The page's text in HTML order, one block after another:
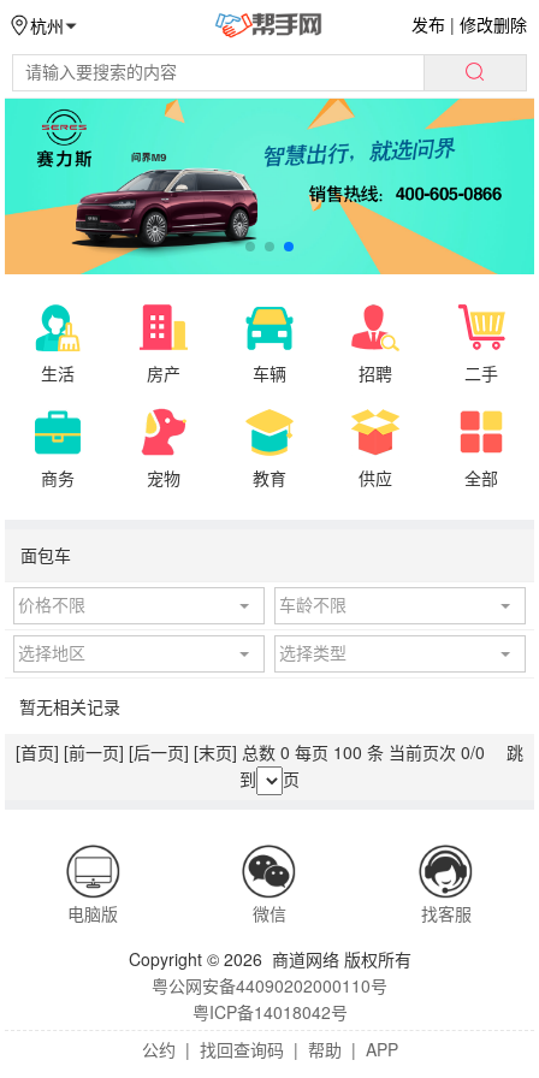
杭州 发布 |修改删除
生活 房产 车辆 招聘 二手
商务 宠物 教育 供应 全部
面包车
价格不限 车龄不限
选择地区 选择类型
暂无相关记录
[首页] [前一页] [后一页] [末页] 总数 0 每页 100 条 当前页次 0/0 跳
到
页
电脑版 微信
找客服
Copyright © 2026 商道网络 版权所有
粤公网安备44090202000110号
粤ICP备14018042号
公约 | 找回查询码 | 帮助 | APP